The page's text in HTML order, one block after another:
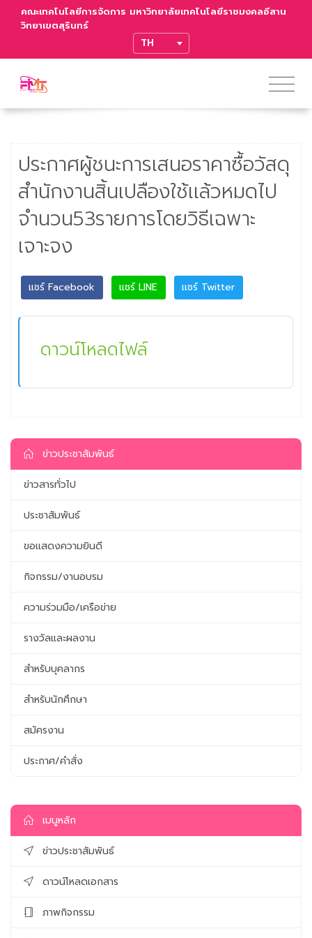
คณะเทคโนโลยีการจัดการ มหาวิทยาลัยเทคโนโลยีราชมงคลอีสาน
วิทยาเขตสุรินทร์
TRANSLATE
ประกาศผู้ชนะการเสนอราคาซื้อวัสดุ
สำนักงานสิ้นเปลืองใช้เเล้วหมดไป
จำนวน53รายการโดยวิธีเฉพาะ
เจาะจง
แชร์ Facebook แชร์ LINE แชร์ Twitter
ดาวน์โหลดไฟล์
ข่าวประชาสัมพันธ์
ข่าวสารทั่วไป
ประชาสัมพันธ์
ขอแสดงความยินดี
กิจกรรม/งานอบรม
ความร่วมมือ/เครือข่าย
รางวัลและผลงาน
สำหรับบุคลากร
สำหรับนักศึกษา
สมัครงาน
ประกาศ/คำสั่ง
เมนูหลัก
ข่าวประชาสัมพันธ์
ดาวน์โหลดเอกสาร
ภาพกิจกรรม